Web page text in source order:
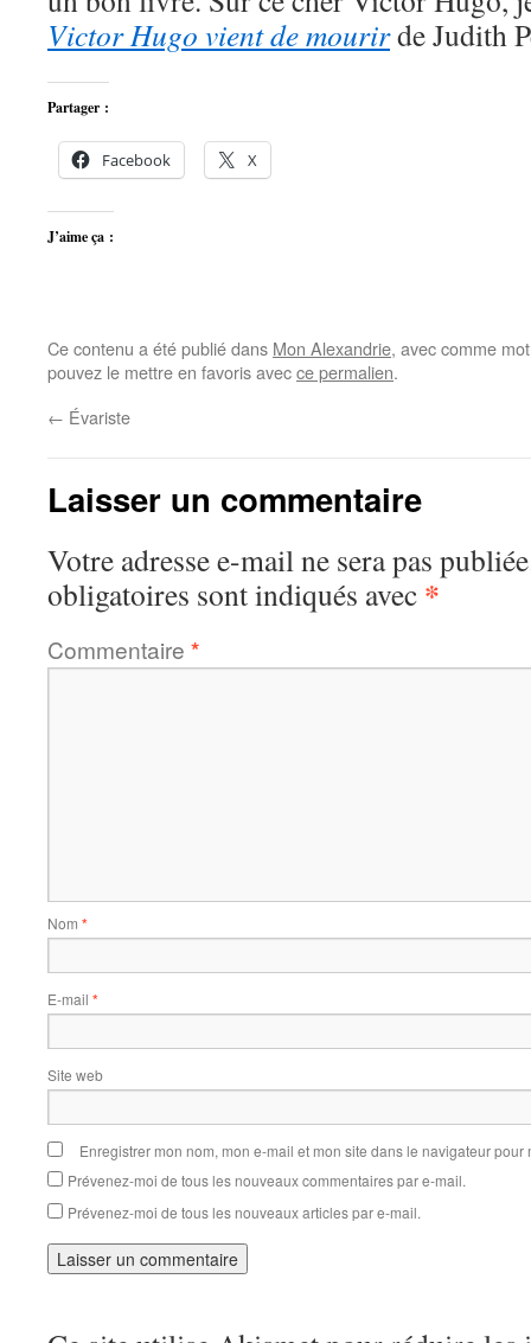
Victor Hugo vient de mourirde Judith
Partager :
Facebook X
J’aime ça :
Ce contenu a été publié dans Mon Alexandrie, avec comme
pouvez le mettre en favoris avecce permalien.
← Évariste
Laisser un commentaire
Votre adresse e-mail ne sera pas
obligatoires sont indiqués avec *
Commentaire *
Nom *
E-mail *
Site web
Enregistrer mon nom, mon e-mail et mon site dans le navigateur
Prévenez-moi de tous les nouveaux commentaires par e-mail.
Prévenez-moi de tous les nouveaux articles par e-mail.